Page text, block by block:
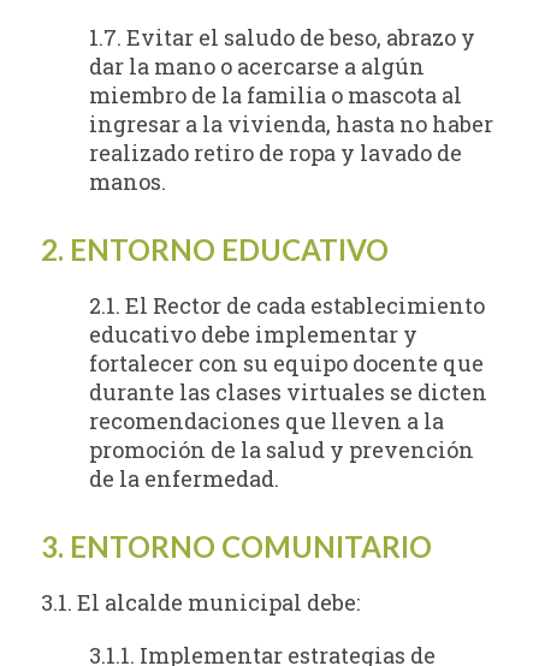
1.7. Evitar el saludo de beso, abrazo y
dar la mano o acercarse a algún
miembro de la familia o mascota al
ingresar a la vivienda, hasta no haber
realizado retiro de ropa y lavado de
manos.
2. ENTORNO EDUCATIVO
2.1. El Rector de cada establecimiento
educativo debe implementar y
fortalecer con su equipo docente que
durante las clases virtuales se dicten
recomendaciones que lleven a la
promoción de la salud y prevención
de la enfermedad.
3. ENTORNO COMUNITARIO
3.1. El alcalde municipal debe:
3.1.1. Implementar estrategias de